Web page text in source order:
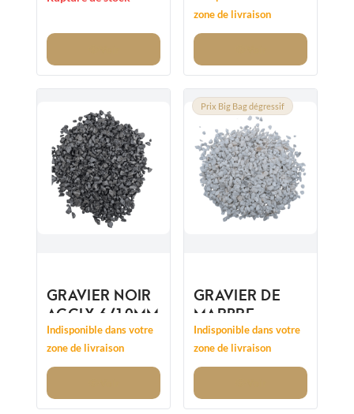
zone de livraison
GRAVIER NOIR
AGGLY 6/10MM
Indisponible dans votre
zone de livraison
Prix Big Bag dégressif
GRAVIER DE
MARBRE
CRISTAL
CONCASSÉ
8/12MM
Indisponible dans votre
zone de livraison